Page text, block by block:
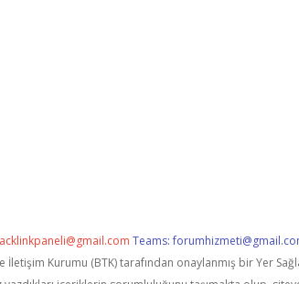
Teams:
İletişim Kurumu (BTK) tarafından onaylanmış bir Yer